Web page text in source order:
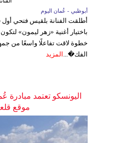
أبوظبي - عُمان اليوم
أطلقت الفنانة بلقيس فتحي أول
باختيار أغنية «زهر ليمون»
خطوة لاقت تفاعلًا واسعًا من
الفك�... المزيد
اليونسكو تعتمد مبادرة
موقع